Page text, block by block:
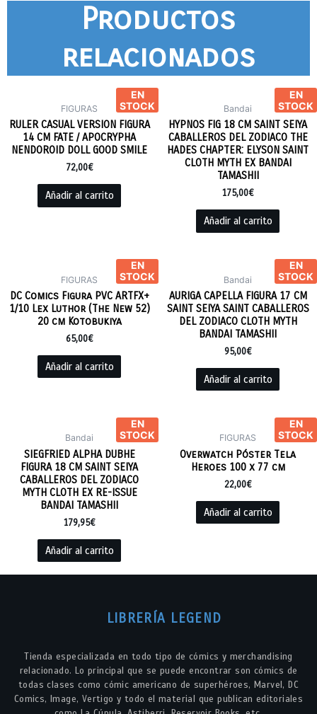
Productos
relacionados
EN
STOCK
FIGURAS
RULER CASUAL VERSION FIGURA
14 CM FATE / APOCRYPHA
NENDOROID DOLL GOOD SMILE
72,00€
Añadir al carrito
EN
STOCK
Bandai
HYPNOS FIG 18 CM SAINT SEIYA
CABALLEROS DEL ZODIACO THE
HADES CHAPTER: ELYSON SAINT
CLOTH MYTH EX BANDAI
TAMASHII
175,00€
Añadir al carrito
EN
STOCK
FIGURAS
DC Comics Figura PVC ARTFX+
1/10 Lex Luthor (The New 52)
20 cm Kotobukiya
65,00€
Añadir al carrito
EN
STOCK
Bandai
AURIGA CAPELLA FIGURA 17 CM
SAINT SEIYA SAINT CABALLEROS
DEL ZODIACO CLOTH MYTH
BANDAI TAMASHII
95,00€
Añadir al carrito
EN
STOCK
Bandai
SIEGFRIED ALPHA DUBHE
FIGURA 18 CM SAINT SEIYA
CABALLEROS DEL ZODIACO
MYTH CLOTH EX RE-ISSUE
BANDAI TAMASHII
179,95€
Añadir al carrito
EN
STOCK
FIGURAS
Overwatch Póster Tela
Heroes 100 x 77 cm
22,00€
Añadir al carrito
LIBRERÍA LEGEND
Tienda especializada en todo tipo de cómics y merchandising
relacionado. Lo principal que se puede encontrar son cómics de
todas clases como cómic americano de superhéroes, Marvel, DC
Comics, Image, Vertigo y todo el material que publican editoriales